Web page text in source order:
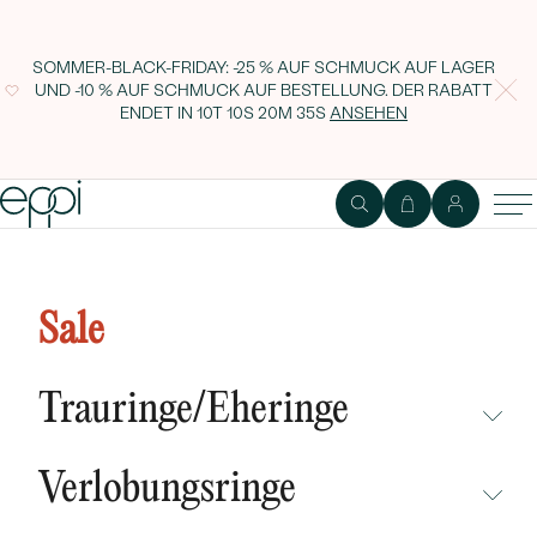
SOMMER-BLACK-FRIDAY: -25 % AUF SCHMUCK AUF LAGER
UND -10 % AUF SCHMUCK AUF BESTELLUNG. DER RABATT
ENDET IN 10T 10S 20M 34SANSEHEN
Sale
Trauringe/Eheringe
NEUHEITEN
Verlobungsringe
weißen Perlen Imala